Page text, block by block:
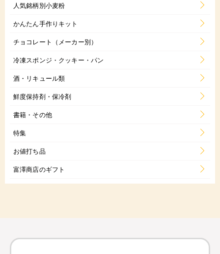
人気銘柄別小麦粉
かんたん手作りキット
チョコレート（メーカー別）
冷凍スポンジ・クッキー・パン
酒・リキュール類
鮮度保持剤・保冷剤
書籍・その他
特集
お値打ち品
富澤商店のギフト